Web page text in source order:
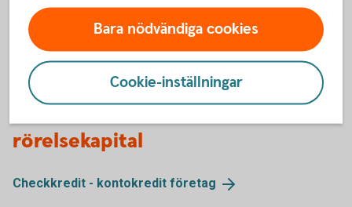
Kontakta oss förrådgivning
rörelsekapital
Checkkredit - kontokredit företag
Bara nödvändiga cookies
Cookie-inställningar